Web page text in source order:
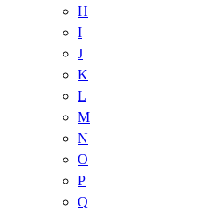
H
I
J
K
L
M
N
O
P
Q